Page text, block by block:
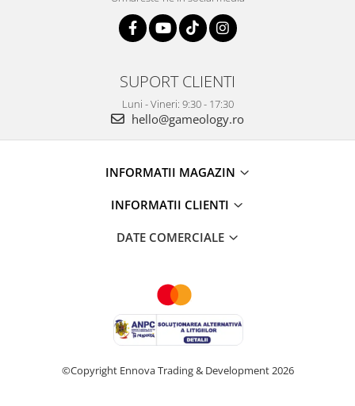
SUPORT CLIENTI
Luni - Vineri: 9:30 - 17:30
hello@gameology.ro
INFORMATII MAGAZIN
INFORMATII CLIENTI
DATE COMERCIALE
©Copyright Ennova Trading & Development 2026